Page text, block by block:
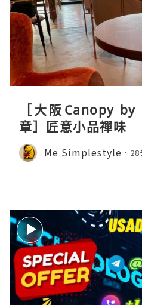
［大阪Canopy
章］匠意小品禪味
Me Simplestyle 28